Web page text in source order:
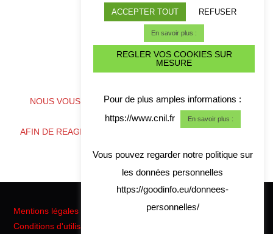
ALERTE CYBER CRISE
NOUS VOUS CONSEILLONS DE TELECHARGER NOS
COORDONNES
AFIN DE REAGIR RAPIDEMENT EN CAS DE CRISE CYBER
Mentions légales
Conditions d'utilisation
ACCEPTER TOUT REFUSER
En savoir plus :
REGLER VOS COOKIES SUR
MESURE
Pour de plus amples informations :
https://www.cnil.fr
En savoir plus :
Vous pouvez regarder notre politique sur
les données personnelles
https://goodinfo.eu/donnees-
personnelles/